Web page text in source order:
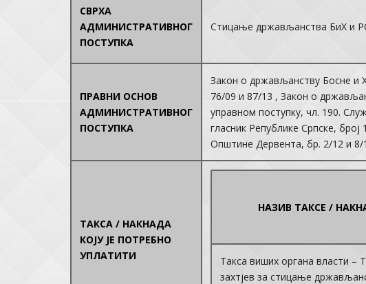
СВРХА
АДМИНИСТРАТИВНОГ
ПОСТУПКА
Стицање држављанства БиХ и
ПРАВНИ ОСНОВ
АДМИНИСТРАТИВНОГ
ПОСТУПКА
Закон о држављанству Босне и
76/09 и 87/13 , Закон о
управном поступку, чл. 190.
гласник Републике Српске,
Општине Дервента, бр. 2/12 и 8/
ТАКСА / НАКНАДА
КОЈУ ЈЕ ПОТРЕБНО
УПЛАТИТИ
НАЗИВ ТАКСЕ /
Такса виших органа власти –
захтјев за стицање